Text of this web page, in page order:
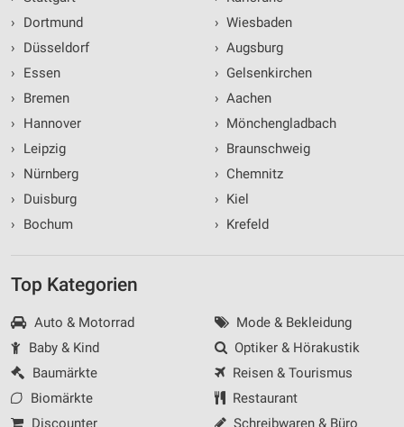
›
Dortmund
›
Düsseldorf
›
Essen
›
Bremen
›
Hannover
›
Leipzig
›
Nürnberg
›
Duisburg
›
Bochum
› Wiesbaden
› Augsburg
› Gelsenkirchen
› Aachen
› Mönchengladbach
› Braunschweig
› Chemnitz
› Kiel
› Krefeld
Top Kategorien
Auto & Motorrad
Baby & Kind
Baumärkte
Biomärkte
Discounter
Mode & Bekleidung
Optiker & Hörakustik
Reisen & Tourismus
Restaurant
Schreibwaren & Büro